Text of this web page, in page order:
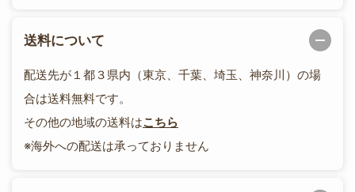
送料について
配送先が１都３県内（東京、千葉、埼玉、神奈川）の場
合は送料無料です。
その他の地域の送料はこちら
※海外への配送は承っておりません